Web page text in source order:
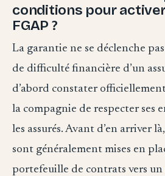
conditions pour
FGAP ?
La garantie ne se déclenche
de difficulté financière d’un
d’abord constater
la compagnie de respecter ses
les assurés. Avant d’en arriver
sont généralement mises en
portefeuille de contrats vers un